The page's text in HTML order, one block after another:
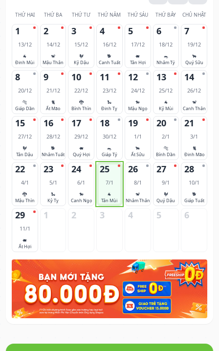
THỨ HAI THỨ BA THỨ TƯ THỨ NĂM THỨ SÁU THỨ BẢY CHỦ NHẬT
1
13/12
🐐
Đinh Mùi
2
14/12
🐒
Mậu Thân
3
15/12
🐓
Kỷ Dậu
4
16/12
🐕
Canh Tuất
5
17/12
🐖
Tân Hợi
6
18/12
🐀
Nhâm Tý
7
19/12
🐂
Quý Sửu
8
20/12
🐅
Giáp Dần
9
21/12
🐈
Ất Mão
10
22/12
🐉
Bính Thìn
11
23/12
🐍
Đinh Tỵ
12
24/12
🐎
Mậu Ngọ
13
25/12
🐐
Kỷ Mùi
14
26/12
🐒
Canh Thân
15
27/12
🐓
Tân Dậu
16
28/12
🐕
Nhâm Tuất
17
29/12
🐖
Quý Hợi
18
30/12
🐀
Giáp Tý
19
1/1
🐂
Ất Sửu
20
2/1
🐅
Bính Dần
21
3/1
🐈
Đinh Mão
22
4/1
🐉
Mậu Thìn
23
5/1
🐍
Kỷ Tỵ
24
6/1
🐎
Canh Ngọ
25
7/1
🐐
Tân Mùi
26
8/1
🐒
Nhâm Thân
27
9/1
🐓
Quý Dậu
28
10/1
🐕
Giáp Tuất
29
11/1
🐖
Ất Hợi
1 2 3 4 5 6